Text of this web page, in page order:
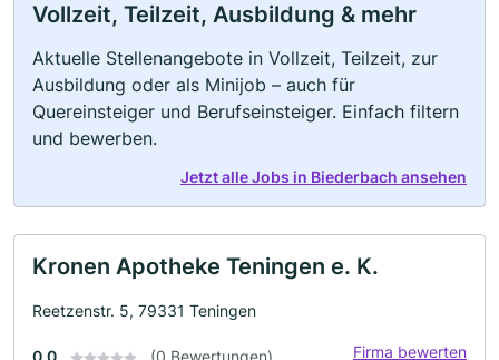
Vollzeit, Teilzeit, Ausbildung & mehr
Aktuelle Stellenangebote in Vollzeit, Teilzeit, zur
Ausbildung oder als Minijob – auch für
Quereinsteiger und Berufseinsteiger. Einfach filtern
und bewerben.
Jetzt alle Jobs in Biederbach ansehen
Kronen Apotheke Teningen e. K.
Reetzenstr. 5, 79331 Teningen
0.0 (0 Bewertungen) Firma bewerten